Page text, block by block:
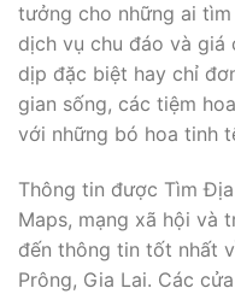
tưởng cho những ai
dịch vụ chu đáo và giá
dịp đặc biệt hay chỉ
gian sống, các tiệm
với những bó hoa tinh
Thông tin được Tìm
Maps, mạng xã hội và
đến thông tin tốt nhất
Prông, Gia Lai. Các